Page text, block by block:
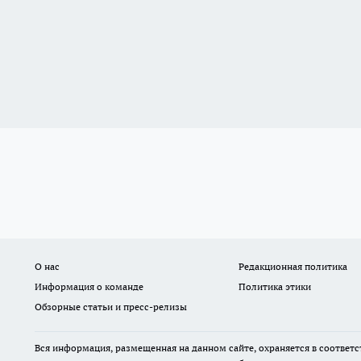
О нас Редакционная политика
Информация о команде
Политика этики
Обзорные статьи и пресс-релизы
Вся информация, размещенная на данном сайте, охраняется в